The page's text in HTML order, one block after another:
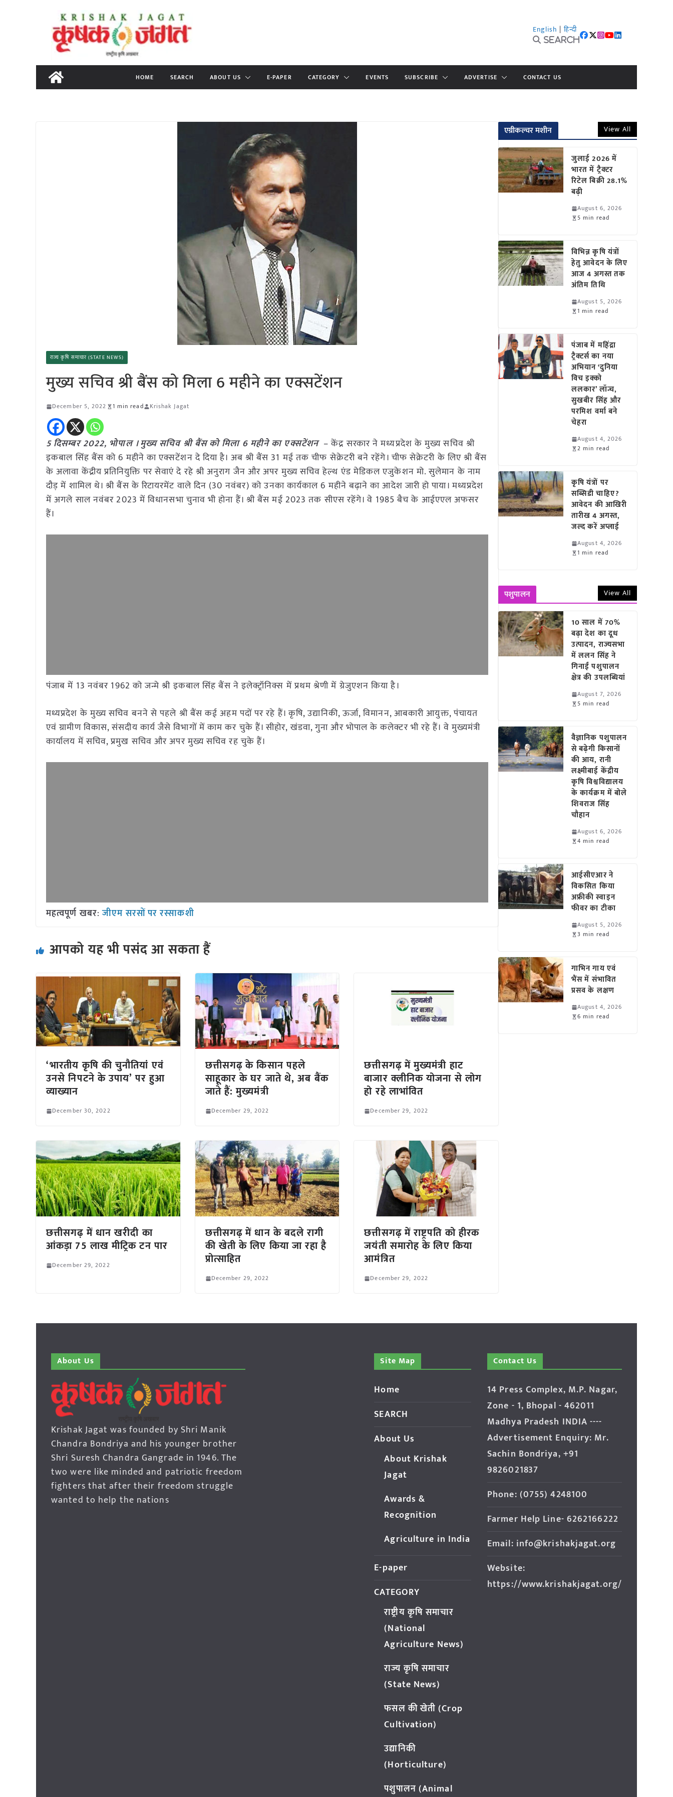
content
English | हिन्दी
Search
HOME SEARCH ABOUT US E-PAPER CATEGORY EVENTS SUBSCRIBE ADVERTISE CONTACT US
राज्य कृषि समाचार (STATE NEWS)
मुख्य सचिव श्री बैंस को मिला 6 महीने का एक्सटेंशन
December 5, 2022 1 min read Krishak Jagat
5 दिसम्बर 2022, भोपाल । मुख्य सचिव श्री बैंस को मिला 6 महीने का एक्सटेंशन – केंद्र सरकार ने मध्यप्रदेश के मुख्य सचिव श्री
इकबाल सिंह बैंस को 6 महीने का एक्सटेंशन दे दिया है। अब श्री बैंस 31 मई तक चीफ सेक्रेटरी बने रहेंगे। चीफ सेक्रेटरी के लिए श्री बैंस
के अलावा केंद्रीय प्रतिनियुक्ति पर सेवाएं दे रहे श्री अनुराग जैन और अपर मुख्य सचिव हेल्थ एंड मेडिकल एजुकेशन मो. सुलेमान के नाम
दौड़ में शामिल थे। श्री बैंस के रिटायरमेंट वाले दिन (30 नवंबर) को उनका कार्यकाल 6 महीने बढ़ाने का आदेश जारी हो पाया। मध्यप्रदेश
में अगले साल नवंबर 2023 में विधानसभा चुनाव भी होना हैं। श्री बैंस मई 2023 तक सीएस रहेंगे। वे 1985 बैच के आईएएल अफसर
हैं।
पंजाब में 13 नवंबर 1962 को जन्मे श्री इकबाल सिंह बैंस ने इलेक्ट्रॉनिक्स में प्रथम श्रेणी में ग्रेजुएशन किया है।
मध्यप्रदेश के मुख्य सचिव बनने से पहले श्री बैंस कई अहम पदों पर रहे हैं। कृषि, उद्यानिकी, ऊर्जा, विमानन, आबकारी आयुक्त, पंचायत
एवं ग्रामीण विकास, संसदीय कार्य जैसे विभागों में काम कर चुके हैं। सीहोर, खंडवा, गुना और भोपाल के कलेक्टर भी रहे हैं। वे मुख्यमंत्री
कार्यालय में सचिव, प्रमुख सचिव और अपर मुख्य सचिव रह चुके हैं।
महत्वपूर्ण खबर: जीएम सरसों पर रस्साकशी
आपको यह भी पसंद आ सकता हैं
‘भारतीय कृषि की चुनौतियां एवं
उनसे निपटने के उपाय’ पर हुआ
व्याख्यान
December 30, 2022
छत्तीसगढ़ के किसान पहले
साहूकार के घर जाते थे, अब बैंक
जाते हैं: मुख्यमंत्री
December 29, 2022
छत्तीसगढ़ में मुख्यमंत्री हाट
बाजार क्लीनिक योजना से लोग
हो रहे लाभांवित
December 29, 2022
छत्तीसगढ़ में धान खरीदी का
आंकड़ा 75 लाख मीट्रिक टन पार
December 29, 2022
छत्तीसगढ़ में धान के बदले रागी
की खेती के लिए किया जा रहा है
प्रोत्साहित
December 29, 2022
छत्तीसगढ़ में राष्ट्रपति को हीरक
जयंती समारोह के लिए किया
आमंत्रित
December 29, 2022
एग्रीकल्चर मशीन View All
जुलाई 2026 में
भारत में ट्रैक्टर
रिटेल बिक्री 28.1%
बढ़ी
August 6, 2026
5 min read
विभिन्न कृषि यंत्रों
हेतु आवेदन के लिए
आज 4 अगस्त तक
अंतिम तिथि
August 5, 2026
1 min read
पंजाब में महिंद्रा
ट्रैक्टर्स का नया
अभियान ‘दुनिया
विच इक्को
ललकार’ लॉन्च,
सुखबीर सिंह और
परमिश वर्मा बने
चेहरा
August 4, 2026
2 min read
कृषि यंत्रों पर
सब्सिडी चाहिए?
आवेदन की आखिरी
तारीख 4 अगस्त,
जल्द करें अप्लाई
August 4, 2026
1 min read
पशुपालन View All
10 साल में 70%
बढ़ा देश का दूध
उत्पादन, राज्यसभा
में ललन सिंह ने
गिनाईं पशुपालन
क्षेत्र की उपलब्धियां
August 7, 2026
5 min read
वैज्ञानिक पशुपालन
से बढ़ेगी किसानों
की आय, रानी
लक्ष्मीबाई केंद्रीय
कृषि विश्वविद्यालय
के कार्यक्रम में बोले
शिवराज सिंह
चौहान
August 6, 2026
4 min read
आईसीएआर ने
विकसित किया
अफ्रीकी स्वाइन
फीवर का टीका
August 5, 2026
3 min read
गाभिन गाय एवं
भैंस में संभावित
प्रसव के लक्षण
August 4, 2026
6 min read
About Us
Krishak Jagat was founded by Shri Manik
Chandra Bondriya and his younger brother
Shri Suresh Chandra Gangrade in 1946. The
two were like minded and patriotic freedom
fighters that after their freedom struggle
wanted to help the nations
Site Map
Home
SEARCH
About Us
About Krishak
Jagat
Awards &
Recognition
Agriculture in India
E-paper
CATEGORY
राष्ट्रीय कृषि समाचार
(National
Agriculture News)
राज्य कृषि समाचार
(State News)
फसल की खेती (Crop
Cultivation)
उद्यानिकी
(Horticulture)
पशुपालन (Animal
Contact Us
14 Press Complex, M.P. Nagar,
Zone - 1, Bhopal - 462011
Madhya Pradesh INDIA ----
Advertisement Enquiry: Mr.
Sachin Bondriya, +91
9826021837
Phone: (0755) 4248100
Farmer Help Line- 6262166222
Email: info@krishakjagat.org
Website:
https://www.krishakjagat.org/